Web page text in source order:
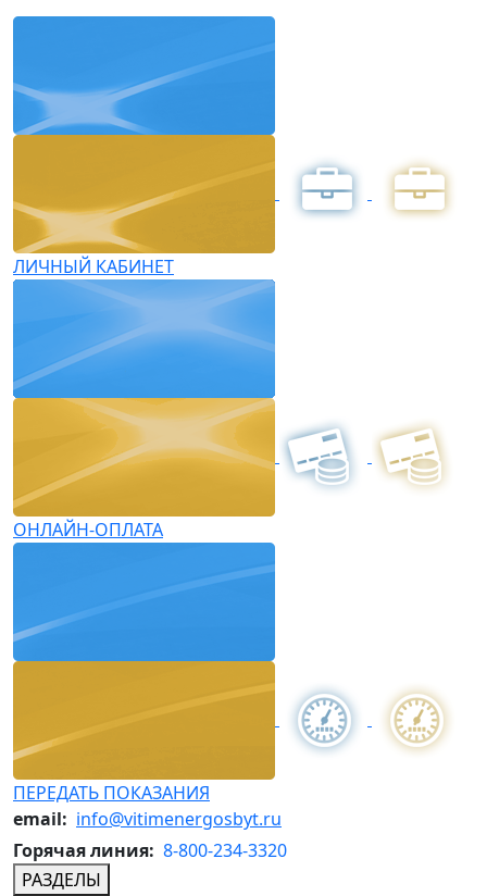
ЛИЧНЫЙ КАБИНЕТ
ОНЛАЙН-ОПЛАТА
ПЕРЕДАТЬ ПОКАЗАНИЯ
email: info@vitimenergosbyt.ru
Горячая линия: 8-800-234-3320
РАЗДЕЛЫ